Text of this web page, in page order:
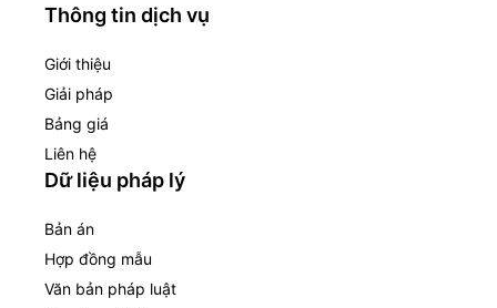
Thông tin dịch vụ
Giới thiệu
Giải pháp
Bảng giá
Liên hệ
Dữ liệu pháp lý
Bản án
Hợp đồng mẫu
Văn bản pháp luật